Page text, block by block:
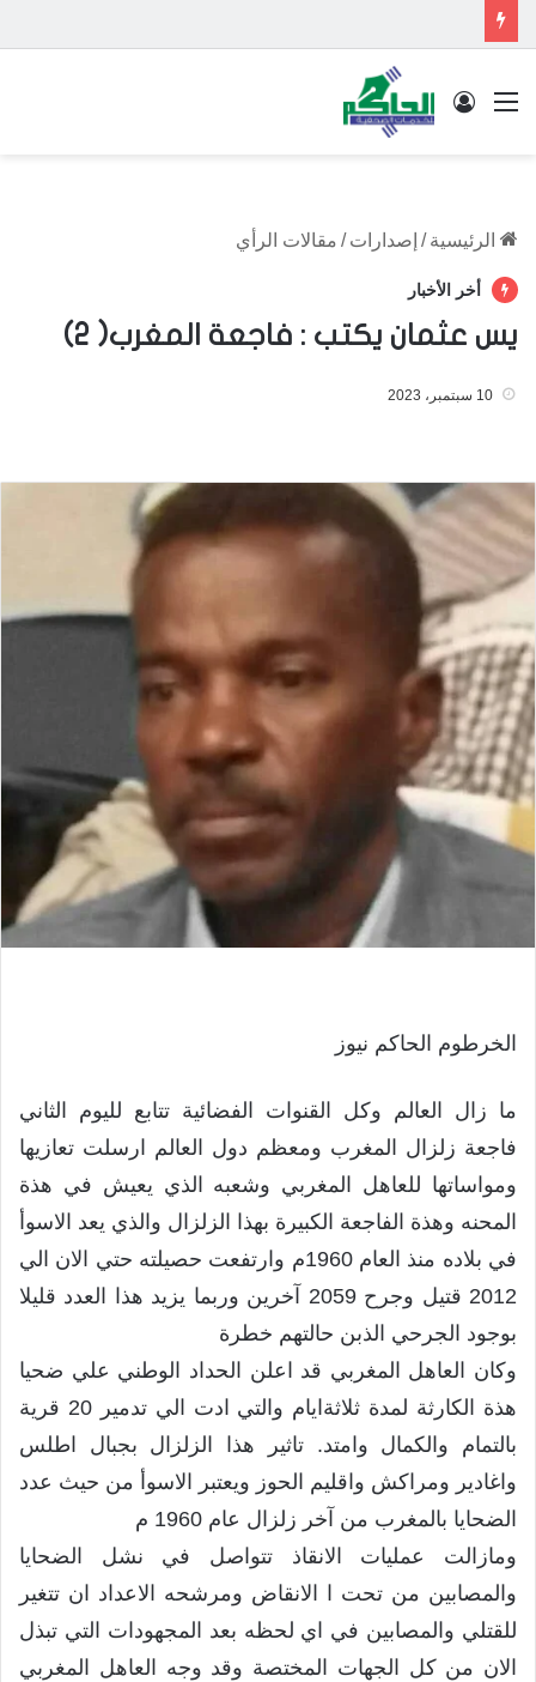
القائمة تسجيل الدخول
الرئيسية / إصدارات / مقالات الرأي
أخر الأخبار
يس عثمان يكتب : فاجعة المغرب( 2)
10 سبتمبر، 2023
الخرطوم الحاكم نيوز
ما زال العالم وكل القنوات الفضائية تتابع لليوم الثاني
فاجعة زلزال المغرب ومعظم دول العالم ارسلت تعازيها
ومواساتها للعاهل المغربي وشعبه الذي يعيش في هذة
المحنه وهذة الفاجعة الكبيرة بهذا الزلزال والذي يعد الاسوأ
في بلاده منذ العام 1960م وارتفعت حصيلته حتي الان الي
2012 قتيل وجرح 2059 آخرين وربما يزيد هذا العدد قليلا
بوجود الجرحي الذبن حالتهم خطرة
وكان العاهل المغربي قد اعلن الحداد الوطني علي ضحيا
هذة الكارثة لمدة ثلاثةايام والتي ادت الي تدمير 20 قرية
بالتمام والكمال وامتد. تاثير هذا الزلزال بجبال اطلس
واغادير ومراكش واقليم الحوز ويعتبر الاسوأ من حيث عدد
الضحايا بالمغرب من آخر زلزال عام 1960 م
ومازالت عمليات الانقاذ تتواصل في نشل الضحايا
والمصابين من تحت ا الانقاض ومرشحه الاعداد ان تتغير
للقتلي والمصابين في اي لحظه بعد المجهودات التي تبذل
الان من كل الجهات المختصة وقد وجه العاهل المغربي